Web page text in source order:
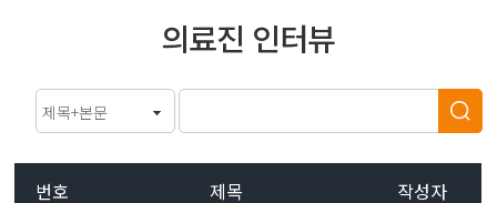
의료진 인터뷰
번호 제목 작성자